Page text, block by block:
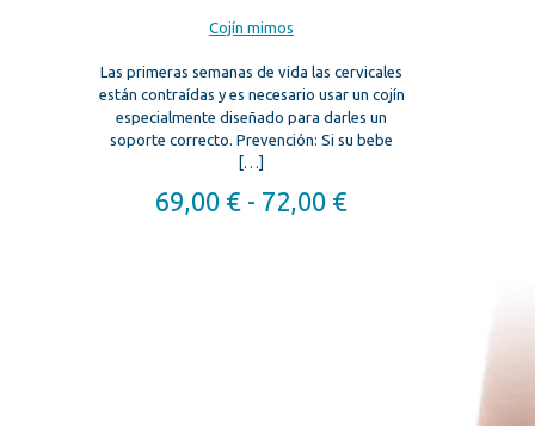
Cojín mimos
Las primeras semanas de vida las cervicales
están contraídas y es necesario usar un cojín
especialmente diseñado para darles un
soporte correcto. Prevención: Si su bebe
[…]
69,00 € - 72,00 €